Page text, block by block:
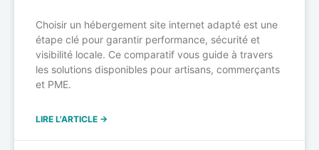
Choisir un hébergement site internet adapté est une
étape clé pour garantir performance, sécurité et
visibilité locale. Ce comparatif vous guide à travers
les solutions disponibles pour artisans, commerçants
et PME.
LIRE L'ARTICLE →